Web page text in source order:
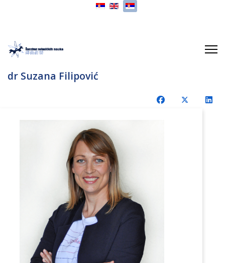
Izaberite vaš jezik
dr Suzana Filipović